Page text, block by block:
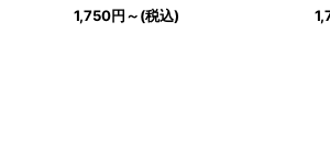
1,750円～(税込)